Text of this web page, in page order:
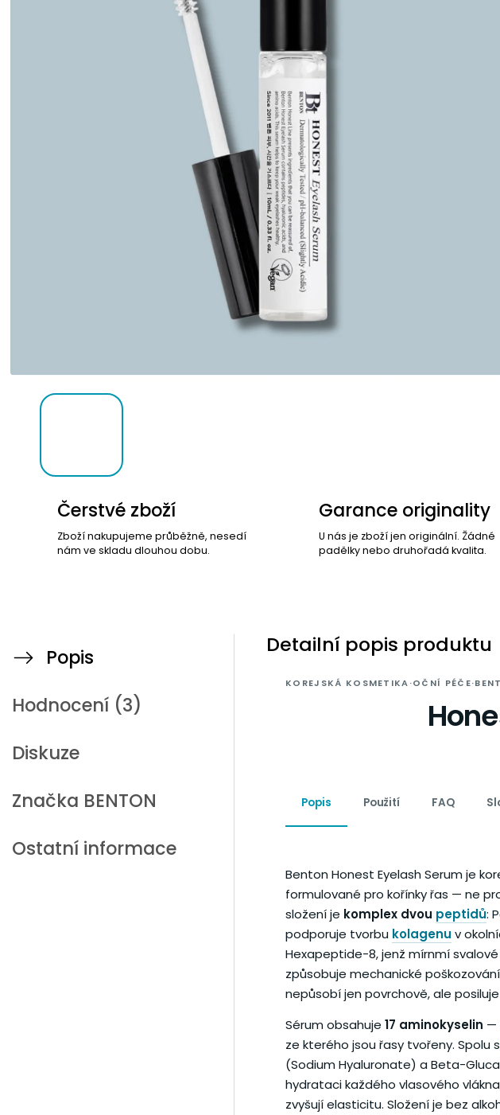
Čerstvé zboží
Zboží nakupujeme průběžně, nesedí
nám ve skladu dlouhou dobu.
Garance originality
U nás je zboží jen originální. Žádné
padělky nebo druhořadá kvalita.
Popis
Hodnocení (3)
Diskuze
Značka BENTON
Ostatní informace
Detailní popis produktu
KOREJSKÁ KOSMETIKA·OČNÍ PÉČE·
Popis Použití FAQ
Benton Honest Eyelash Serum je
formulované pro kořínky řas — ne
složení je komplex dvou peptidů:
podporuje tvorbu kolagenu v
Hexapeptide-8, jenž mírnmí
způsobuje mechanické
nepůsobí jen povrchově, ale
Sérum obsahuje 17 aminokyselin —
ze kterého jsou řasy tvořeny. Spolu s
(Sodium Hyaluronate) a Beta-
hydrataci každého vlasového
zvyšují elasticitu. Složení je bez